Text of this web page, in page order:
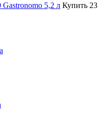
5,2 л Купить 23